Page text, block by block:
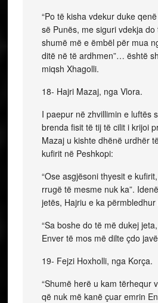
“Po të kisha vdekur duke
së Punës, me siguri vdekja
shumë më e ëmbël për mua
ditë në të ardhmen”… është
miqsh Xhagolli.
18- Hajri Mazaj, nga Vlora.
I paepur në zhvillimin e luftës
brenda fisit të tij të cilit i krijoi
Mazaj u kishte dhënë urdhër
kufirit në Peshkopi:
“Ose asgjësoni thyesit e
rrugë të mesme nuk ka”.
jetës, Hajriu e ka
“Sa boshe do të më dukej
Enver të mos më dilte çdo
19- Fejzi Hoxholli, nga Korça.
“Shumë herë u kam tërhequr
që nuk më kanë çuar emrin